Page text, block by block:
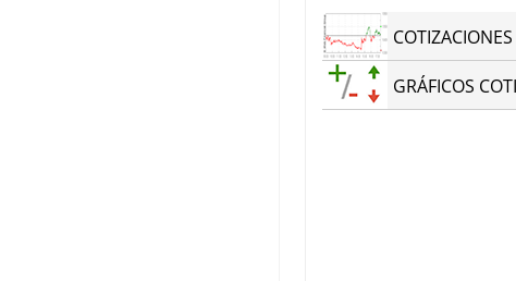
GRÁFICOS